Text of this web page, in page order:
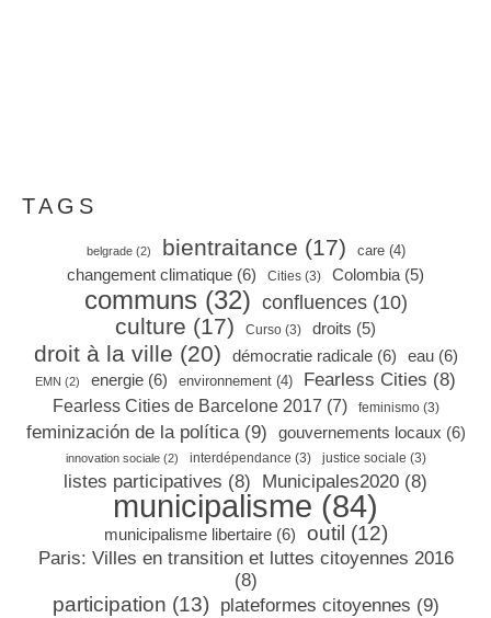
TAGS
belgrade(2) bientraitance (17) care(4)
changement climatique (6) Cities (3) Colombia (5)
communs (32) confluences(10)
culture (17) Curso (3) droits (5)
droit à la ville (20) démocratie radicale(6) eau(6)
EMN (2) energie (6) environnement (4) Fearless Cities (8)
Fearless Cities de Barcelone 2017 (7) feminismo(3)
feminización de la política(9) gouvernements locaux (6)
innovation sociale(2) interdépendance (3) justice sociale (3)
listes participatives (8) Municipales2020 (8)
municipalisme (84)
municipalisme libertaire(6) outil (12)
Paris: Villes en transition et luttes citoyennes 2016
(8)
participation (13) plateformes citoyennes (9)